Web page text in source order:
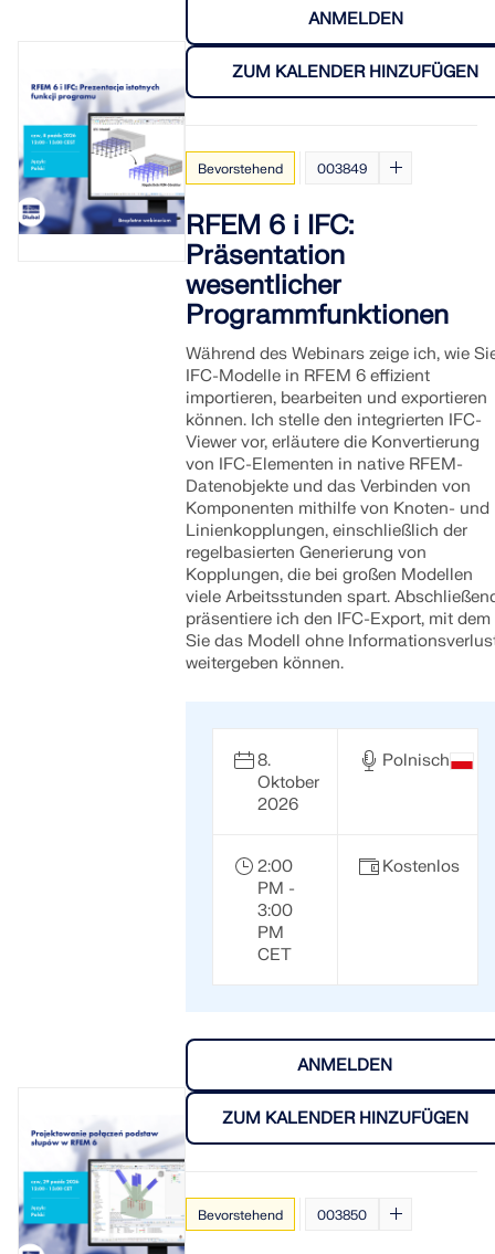
ANMELDEN
ZUM KALENDER HINZUFÜGEN
Bevorstehend 003849
RFEM 6 i IFC:
Präsentation
wesentlicher
Programmfunktionen
Während des Webinars zeige ich, wie
IFC-Modelle in RFEM 6 effizient
importieren, bearbeiten und exportieren
können. Ich stelle den integrierten IFC-
Viewer vor, erläutere die Konvertierung
von IFC-Elementen in native RFEM-
Datenobjekte und das Verbinden von
Komponenten mithilfe von Knoten- und
Linienkopplungen, einschließlich der
regelbasierten Generierung von
Kopplungen, die bei großen Modellen
viele Arbeitsstunden spart.
präsentiere ich den IFC-Export, mit dem
Sie das Modell ohne
weitergeben können.
8.
Oktober
2026
Polnisch
2:00
PM -
3:00
PM
CET
Kostenlos
ANMELDEN
ZUM KALENDER HINZUFÜGEN
Bevorstehend 003850